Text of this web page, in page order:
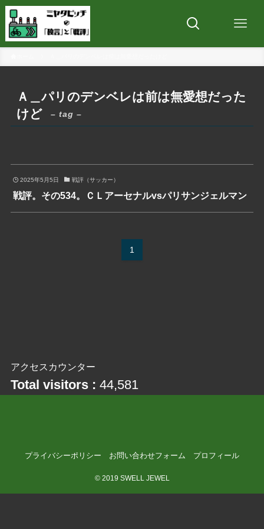
Ａ＿パリのデンベレは前は無愛想だった
けど
– tag –
2025年5月5日 戦評（サッカー）
戦評。その534。ＣＬアーセナルvsパリサンジェルマン
1
アクセスカウンター
Total visitors : 44,581
プライバシーポリシー お問い合わせフォーム プロフィール
©2019 SWELL JEWEL